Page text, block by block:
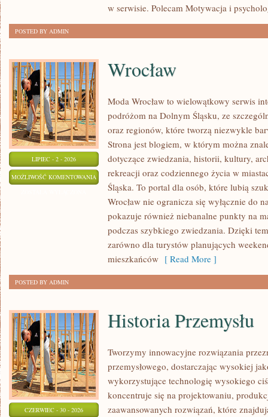
w serwisie. Polecam Motywacja i
POSTED BY ADMIN
LIPIEC - 2 - 2026
MOŻLIWOŚĆ KOMENTOWANIA WROCŁAW
Wrocław
Moda Wrocław to wielowątkowy serwis
podróżom na Dolnym Śląsku, ze
oraz regionów, które tworzą niezwykle
Strona jest blogiem, w którym można
dotyczące zwiedzania, historii, kultury,
rekreacji oraz codziennego życia w
Śląska. To portal dla osób, które lubią
Wrocław nie ogranicza się wyłącznie do
pokazuje również niebanalne punkty na
podczas szybkiego zwiedzania. Dzięki
zarówno dla turystów planujących
mieszkańców [ Read More ]
POSTED BY ADMIN
CZERWIEC - 30 - 2026
Historia Przemysłu
Tworzymy innowacyjne rozwiązania
przemysłowego, dostarczając wysokiej
wykorzystujące technologię wysokiego
koncentruje się na projektowaniu,
zaawansowanych rozwiązań, które